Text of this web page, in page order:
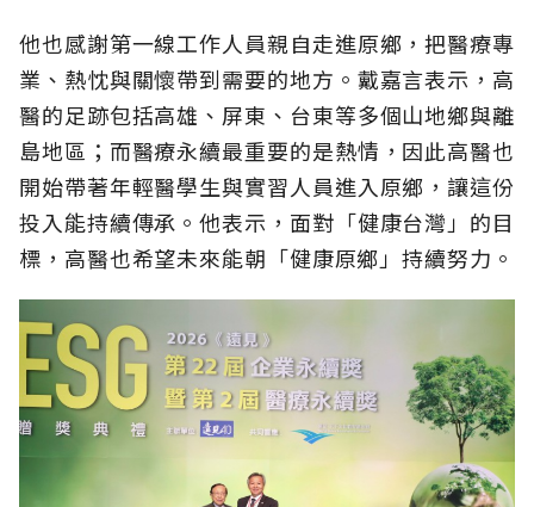
他也感謝第一線工作人員親自走進原鄉，把醫療專
業、熱忱與關懷帶到需要的地方。戴嘉言表示，高
醫的足跡包括高雄、屏東、台東等多個山地鄉與離
島地區；而醫療永續最重要的是熱情，因此高醫也
開始帶著年輕醫學生與實習人員進入原鄉，讓這份
投入能持續傳承。他表示，面對「健康台灣」的目
標，高醫也希望未來能朝「健康原鄉」持續努力。